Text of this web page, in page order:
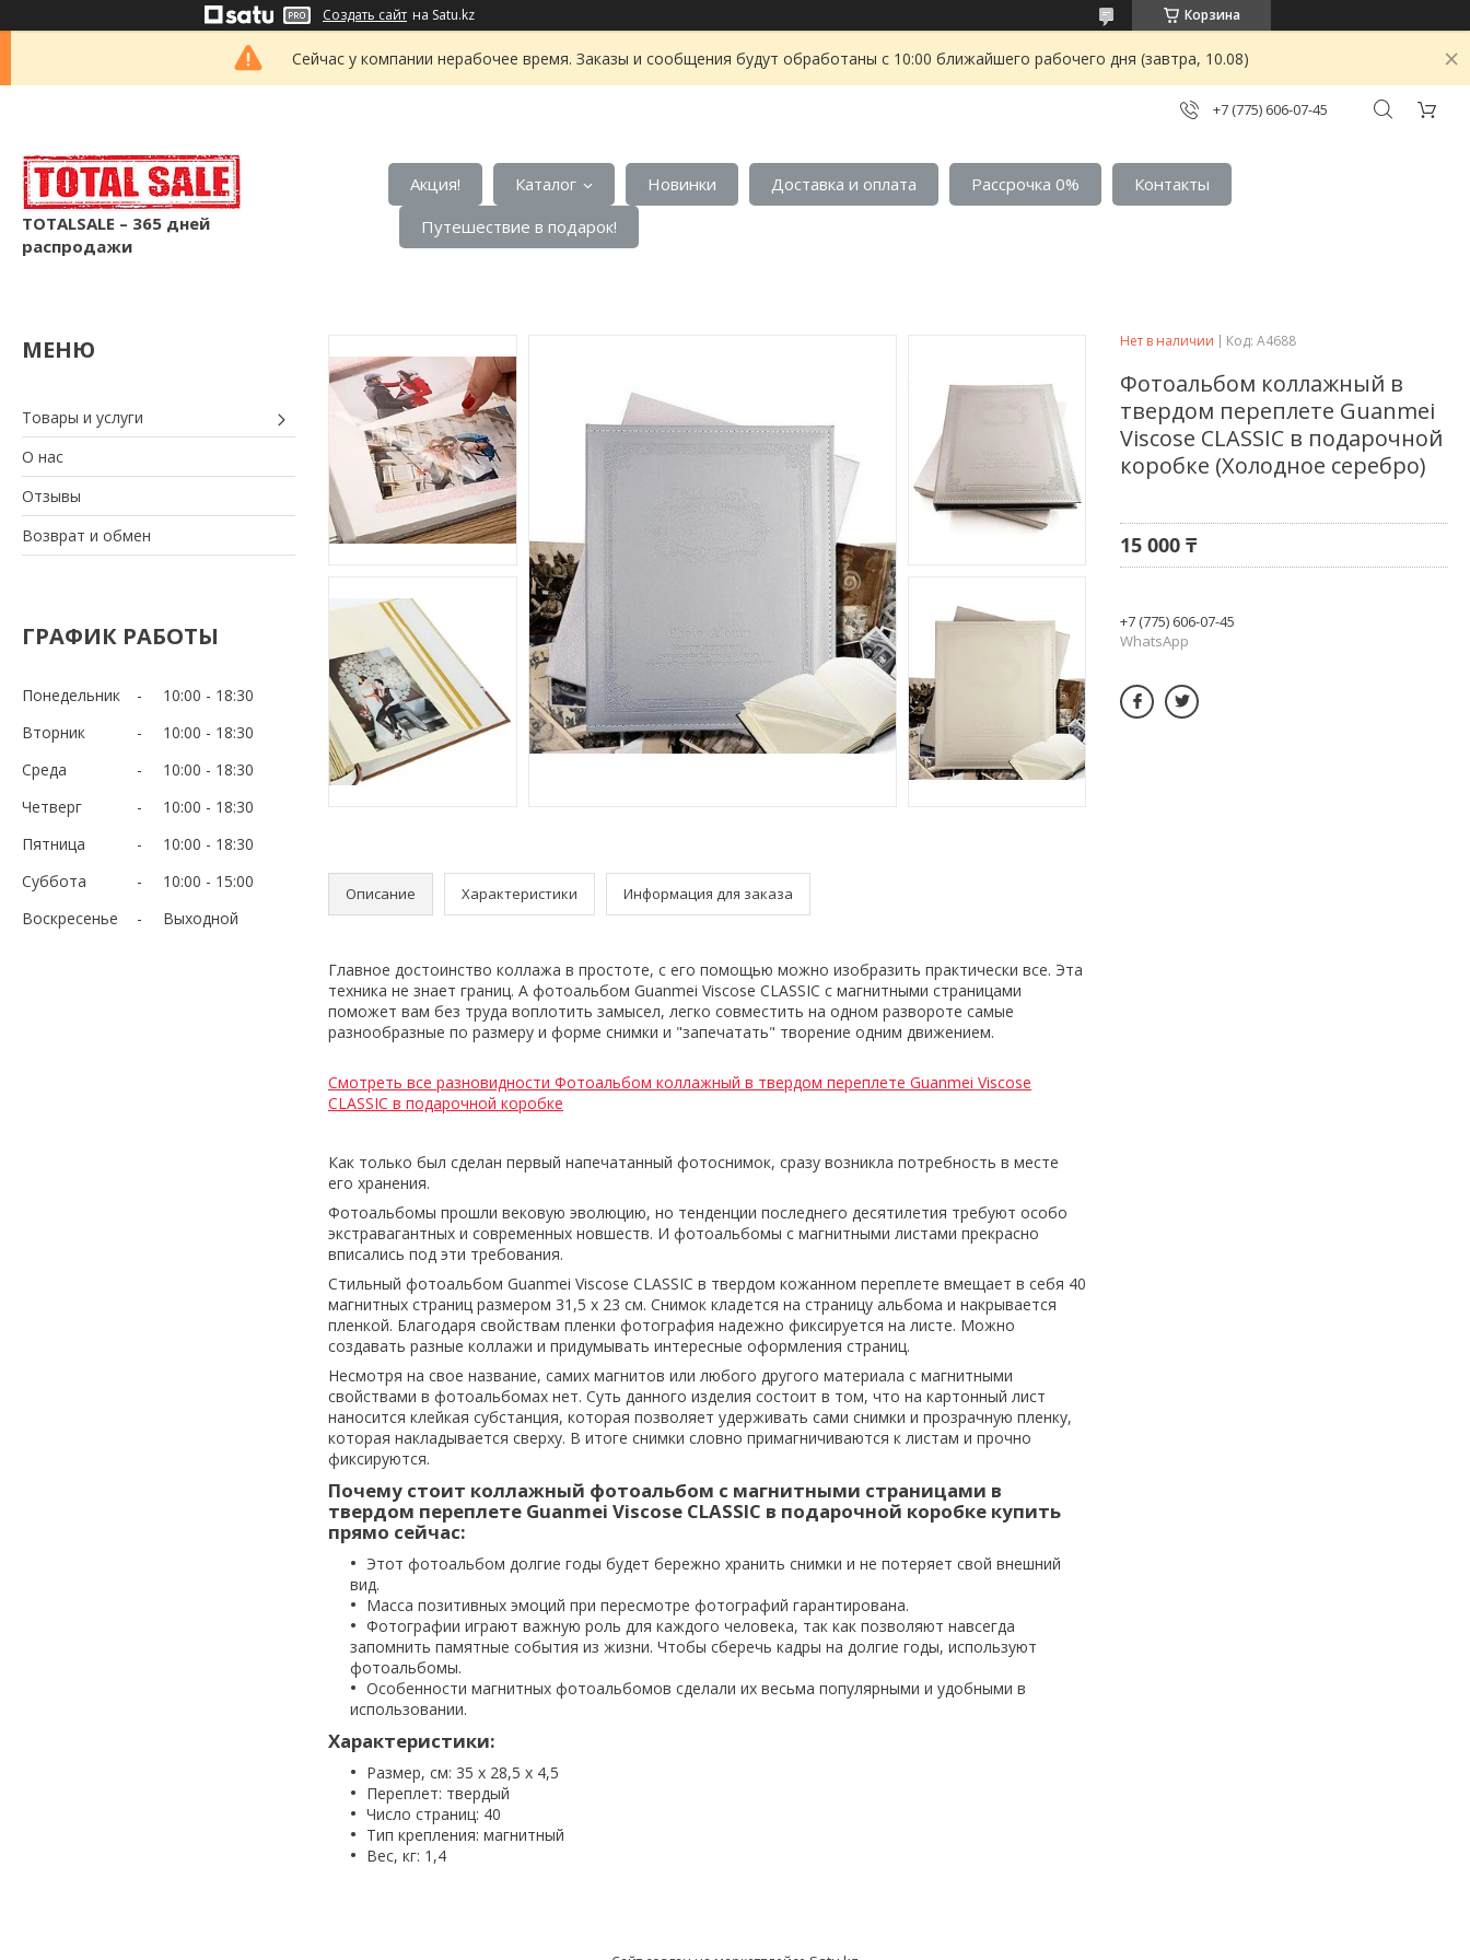
Создать сайт на Satu.kz Корзина
Сейчас у компании нерабочее время. Заказы и сообщения будут обработаны с 10:00 ближайшего рабочего дня (завтра, 10.08)
+7 (775) 606-07-45
TOTALSALE – 365 дней
распродажи
Акция! Каталог Новинки Доставка и оплата Рассрочка 0%
Контакты
Путешествие в подарок!
Товары и услуги
О нас
Отзывы
Возврат и обмен
ГРАФИК РАБОТЫ
Понедельник 10:00
18:30
Вторник
10:00
18:30
Среда
10:00
18:30
Четверг
10:00
18:30
Пятница
10:00
18:30
Суббота
10:00
15:00
Воскресенье
Выходной
Описание Характеристики Информация для заказа
Главное достоинство коллажа в простоте, с его помощью можно изобразить практически все. Эта
техника не знает границ. А фотоальбом Guanmei Viscose CLASSIC с магнитными страницами
поможет вам без труда воплотить замысел, легко совместить на одном развороте самые
разнообразные по размеру и форме снимки и "запечатать" творение одним движением.
Смотреть все разновидности Фотоальбом коллажный в твердом переплете Guanmei Viscose
CLASSIC в подарочной коробке
Как только был сделан первый напечатанный фотоснимок, сразу возникла потребность в месте
его хранения.
Фотоальбомы прошли вековую эволюцию, но тенденции последнего десятилетия требуют особо
экстравагантных и современных новшеств. И фотоальбомы с магнитными листами прекрасно
вписались под эти требования.
Стильный фотоальбом Guanmei Viscose CLASSIC в твердом кожанном переплете вмещает в себя 40
магнитных страниц размером 31,5 х 23 см. Снимок кладется на страницу альбома и накрывается
пленкой. Благодаря свойствам пленки фотография надежно фиксируется на листе. Можно
создавать разные коллажи и придумывать интересные оформления страниц.
Несмотря на свое название, самих магнитов или любого другого материала с магнитными
свойствами в фотоальбомах нет. Суть данного изделия состоит в том, что на картонный лист
наносится клейкая субстанция, которая позволяет удерживать сами снимки и прозрачную пленку,
которая накладывается сверху. В итоге снимки словно примагничиваются к листам и прочно
фиксируются.
Почему стоит коллажный фотоальбом с магнитными страницами в
твердом переплете Guanmei Viscose CLASSIC в подарочной коробке купить
прямо сейчас:
Этот фотоальбом долгие годы будет бережно хранить снимки и не потеряет свой внешний
вид.
Масса позитивных эмоций при пересмотре фотографий гарантирована.
Фотографии играют важную роль для каждого человека, так как позволяют навсегда
запомнить памятные события из жизни. Чтобы сберечь кадры на долгие годы, используют
фотоальбомы.
Особенности магнитных фотоальбомов сделали их весьма популярными и удобными в
использовании.
Характеристики:
Размер, см: 35 х 28,5 х 4,5
Переплет: твердый
Число страниц: 40
Тип крепления: магнитный
Вес, кг: 1,4
Нет в наличии Код: A4688
Фотоальбом коллажный в
твердом переплете Guanmei
Viscose CLASSIC в подарочной
коробке (Холодное серебро)
15 000 ₸
+7 (775) 606-07-45
WhatsApp